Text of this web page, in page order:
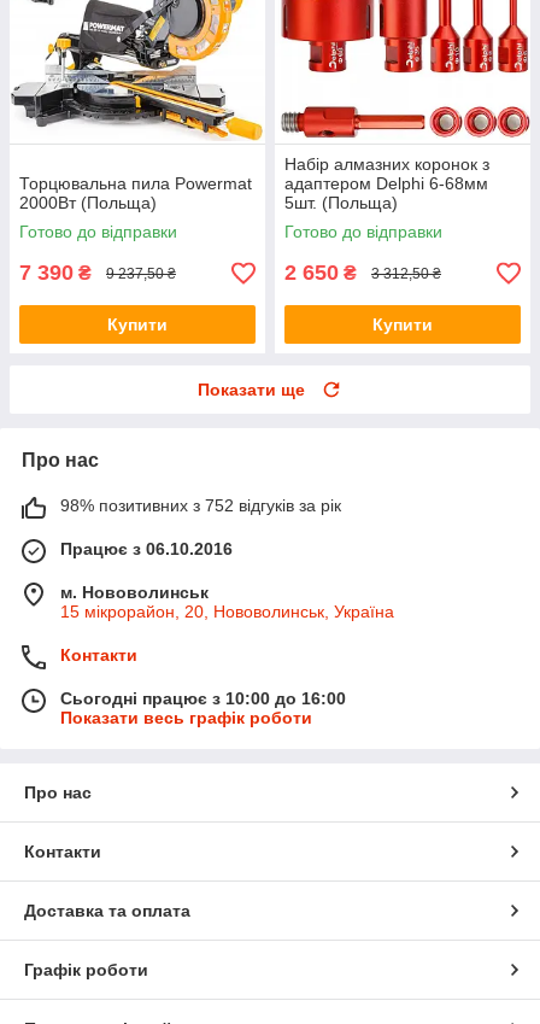
Торцювальна пила Powermat
2000Вт (Польща)
Готово до відправки
7 390 ₴ 9 237,50 ₴
Купити
Набір алмазних коронок з
адаптером Delphi 6-68мм
5шт. (Польща)
Готово до відправки
2 650 ₴ 3 312,50 ₴
Купити
Показати ще
Про нас
98% позитивних з 752 відгуків за рік
Працює з 06.10.2016
м. Нововолинськ
15 мікрорайон, 20, Нововолинськ, Україна
Контакти
Сьогодні працює з 10:00 до 16:00
Показати весь графік роботи
Про нас
Контакти
Доставка та оплата
Графік роботи